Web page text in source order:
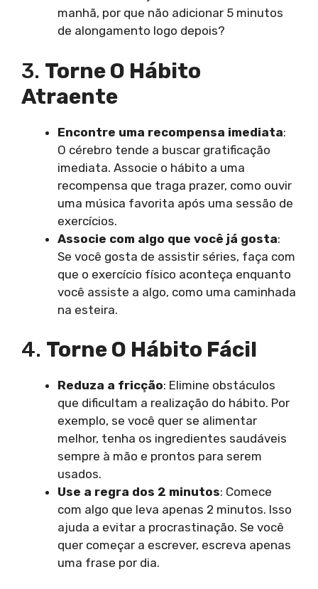
manhã, por que não adicionar 5 minutos
de alongamento logo depois?
3. Torne O Hábito
Atraente
Encontre uma recompensa imediata:
O cérebro tende a buscar gratificação
imediata. Associe o hábito a uma
recompensa que traga prazer, como ouvir
uma música favorita após uma sessão de
exercícios.
Associe com algo que você já gosta:
Se você gosta de assistir séries, faça com
que o exercício físico aconteça enquanto
você assiste a algo, como uma caminhada
na esteira.
4. Torne O Hábito Fácil
Reduza a fricção: Elimine obstáculos
que dificultam a realização do hábito. Por
exemplo, se você quer se alimentar
melhor, tenha os ingredientes saudáveis
sempre à mão e prontos para serem
usados.
Use a regra dos 2 minutos: Comece
com algo que leva apenas 2 minutos. Isso
ajuda a evitar a procrastinação. Se você
quer começar a escrever, escreva apenas
uma frase por dia.